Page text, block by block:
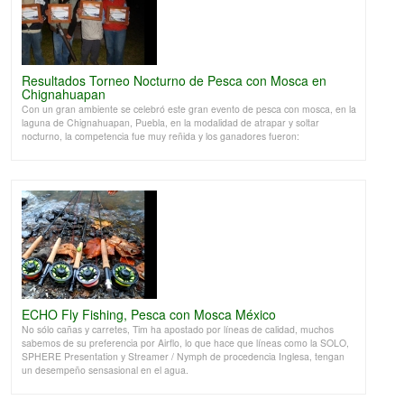
Resultados Torneo Nocturno de Pesca con Mosca en
Chignahuapan
Con un gran ambiente se celebró este gran evento de pesca con mosca, en la
laguna de Chignahuapan, Puebla, en la modalidad de atrapar y soltar
nocturno, la competencia fue muy reñida y los ganadores fueron:
ECHO Fly Fishing, Pesca con Mosca México
No sólo cañas y carretes, Tim ha apostado por líneas de calidad, muchos
sabemos de su preferencia por Airflo, lo que hace que líneas como la SOLO,
SPHERE Presentation y Streamer / Nymph de procedencia Inglesa, tengan
un desempeño sensasional en el agua.